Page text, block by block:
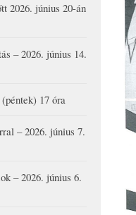
2026. június 20-án
– 2026. június 14.
17 óra
– 2026. június 7.
– 2026. június 6.